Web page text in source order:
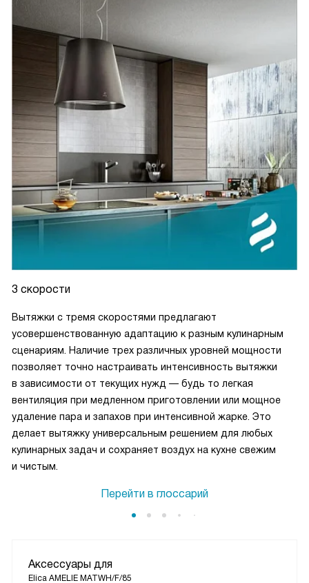
3 скорости
Вытяжки с тремя скоростями предлагают
усовершенствованную адаптацию к разным кулинарным
сценариям. Наличие трех различных уровней мощности
позволяет точно настраивать интенсивность вытяжки
в зависимости от текущих нужд — будь то легкая
вентиляция при медленном приготовлении или мощное
удаление пара и запахов при интенсивной жарке. Это
делает вытяжку универсальным решением для любых
кулинарных задач и сохраняет воздух на кухне свежим
и чистым.
Перейти в глоссарий
Аксессуары для
Elica AMELIE MATWH/F/85